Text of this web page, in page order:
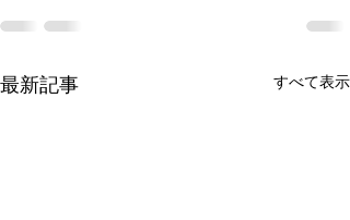
最新記事 すべて表示